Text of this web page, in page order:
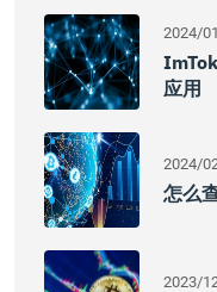
2024/
应用
2024/
怎么
2023/